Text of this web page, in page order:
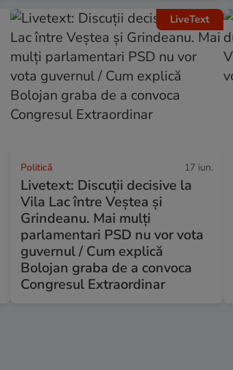
LiveText
Politică 17 iun.
Livetext: Discuții decisive la
Vila Lac între Veștea și
Grindeanu. Mai mulți
parlamentari PSD nu vor vota
guvernul / Cum explică
Bolojan graba de a convoca
Congresul Extraordinar